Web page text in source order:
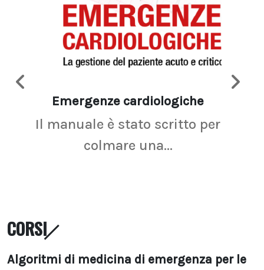
Emergenze cardiologiche
Il manuale è stato scritto per
colmare una...
CORSI
Algoritmi di medicina di emergenza per le